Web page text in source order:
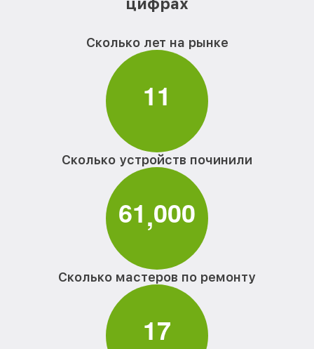
Сколько лет на рынке
11
Сколько устройств починили
61,000
Сколько мастеров по ремонту
17